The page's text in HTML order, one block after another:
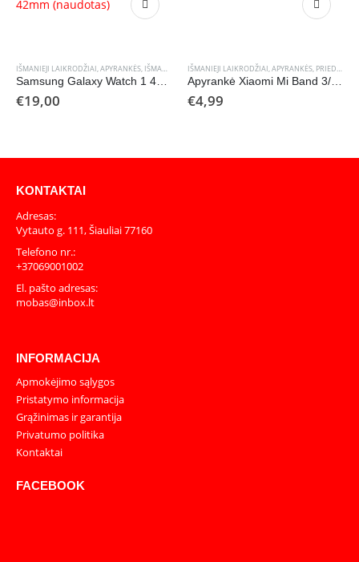
IŠMANIEJI LAIKRODŽIAI, APYRANKĖS, IŠMANIEJI LAIKRODŽIAI, APYRANKĖS ,IŠMANIEJI LAIKRODŽIAI
Samsung Galaxy Watch 1 42mm (naudotas)
€19,00
IŠMANIEJI LAIKRODŽIAI, APYRANKĖS, PRIEDAI
Apyrankė Xiaomi Mi Band 3/4 raudona
€4,99
KONTAKTAI
Adresas:
Vytauto g. 111, Šiauliai 77160
Telefono nr.:
+37069001002
El. pašto adresas:
mobas@inbox.lt
INFORMACIJA
Apmokėjimo sąlygos
Pristatymo informacija
Grąžinimas ir garantija
Privatumo politika
Kontaktai
FACEBOOK